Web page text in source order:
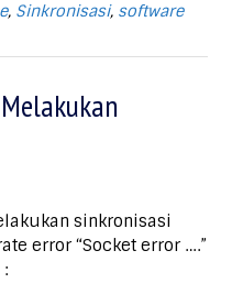
, Sinkronisasi, software
sinkronisasi
error “Socket error ….”